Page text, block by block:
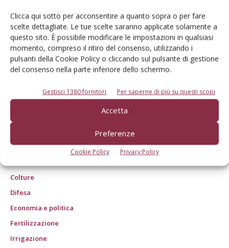
Clicca qui sotto per acconsentire a quanto sopra o per fare
scelte dettagliate. Le tue scelte saranno applicate solamente a
questo sito. È possibile modificare le impostazioni in qualsiasi
momento, compreso il ritiro del consenso, utilizzando i
pulsanti della Cookie Policy o cliccando sul pulsante di gestione
del consenso nella parte inferiore dello schermo.
Gestisci 1380 fornitori Per saperne di più su questi scopi
Accetta
Preferenze
Cookie Policy Privacy Policy
© Tecniche Nuove Spa. Tutti i diritti riservati. Sede legale Via Eritrea 21 -
20157 Milano | Codice fiscale, Partita IVA e Iscrizione al Registro delle
imprese di Milano: 00753480151
Registrazione tribunale di Milano n. 68 - 05.03.2014 (precedentemente
ROC "Poste italiane Spa – sped. A.P. - DL 353/2003 conv. L. 27/02/2004 n. 46,
art. 1 c. 1: CN/BO" ROC n° 24344 dell’11 marzo 2014
Colture
Difesa
Economia e politica
Fertilizzazione
Irrigazione